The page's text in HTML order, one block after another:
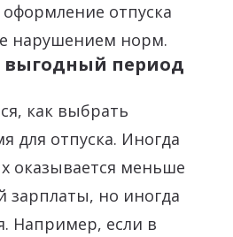
отпуска
нарушением норм.
выгодный период
как выбрать
для отпуска. Иногда
оказывается меньше
зарплаты, но иногда
Например, если в